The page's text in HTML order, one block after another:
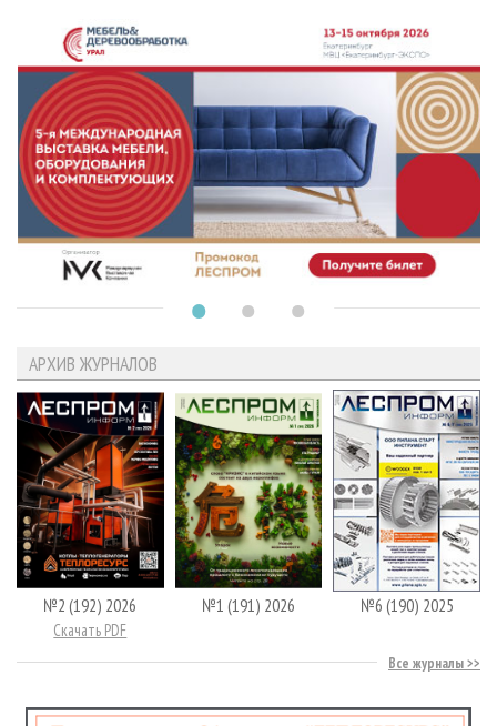
АРХИВ ЖУРНАЛОВ
№2 (192) 2026
Скачать PDF
№1 (191) 2026 №6 (190) 2025
Все журналы